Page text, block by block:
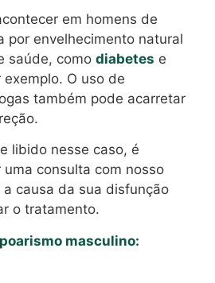
em homens de
por envelhecimento natural
saúde, como diabetes e
O uso de
também pode acarretar
libido nesse caso, é
consulta com nosso
causa da sua disfunção
o tratamento.
masculino: